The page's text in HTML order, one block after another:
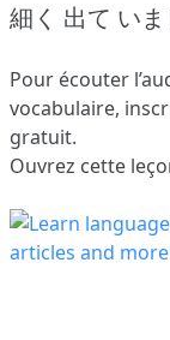
細く 出て いま
Pour écouter
vocabulaire,
gratuit.
Ouvrez cette